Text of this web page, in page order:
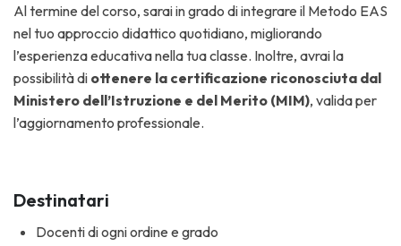
Al termine del corso, sarai in grado di integrare il Metodo EAS
nel tuo approccio didattico quotidiano, migliorando
l’esperienza educativa nella tua classe. Inoltre, avrai la
possibilità di ottenere la certificazione riconosciuta dal
Ministero dell’Istruzione e del Merito (MIM), valida per
l’aggiornamento professionale.
Destinatari
Docenti di ogni ordine e grado